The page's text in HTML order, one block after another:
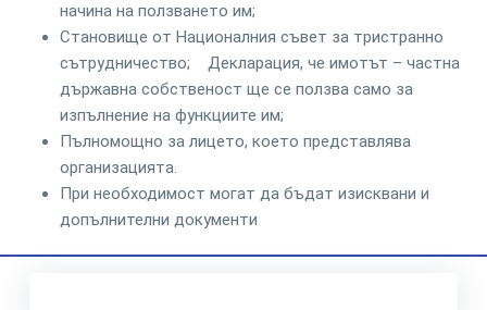
начина на ползването им;
Становище от Националния съвет за тристранно
сътрудничество; Декларация, че имотът – частна
държавна собственост ще се ползва само за
изпълнение на функциите им;
Пълномощно за лицето, което представлява
организацията.
При необходимост могат да бъдат изисквани и
допълнителни документи